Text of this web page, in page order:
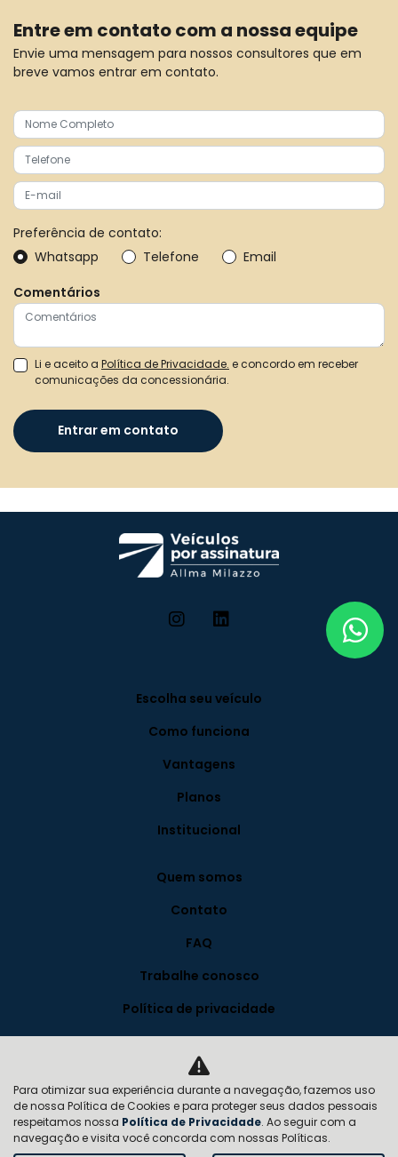
Entre em contato com a nossa equipe
Envie uma mensagem para nossos consultores que em
breve vamos entrar em contato.
Preferência de contato:
Whatsapp
Telefone
Email
Comentários
Li e aceito a Política de Privacidade. e concordo em receber
comunicações da concessionária.
Entrar em contato
Escolha seu veículo
Como funciona
Vantagens
Planos
Institucional
Quem somos
Contato
FAQ
Trabalhe conosco
Política de privacidade
Blog
Desacelere. Seu bem maior é a vida.
Para otimizar sua experiência durante a navegação, fazemos uso
de nossa Política de Cookies e para proteger seus dados pessoais
respeitamos nossa Política de Privacidade. Ao seguir com a
navegação e visita você concorda com nossas Políticas.